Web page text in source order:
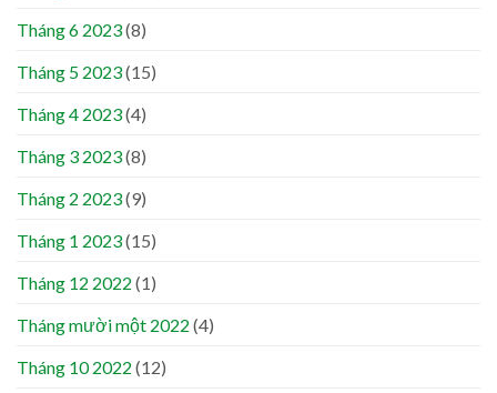
Tháng 6 2023(8)
Tháng 5 2023(15)
Tháng 4 2023(4)
Tháng 3 2023(8)
Tháng 2 2023(9)
Tháng 1 2023(15)
Tháng 12 2022 (1)
Tháng mười một 2022 (4)
Tháng 10 2022 (12)